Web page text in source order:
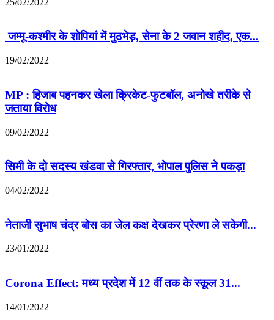
जम्मू-कश्मीर के शोपियां में मुठभेड़, सेना के 2 जवान शहीद, एक...
19/02/2022
MP : हिजाब पहनकर खेला क्रिकेट-फुटबॉल, अनोखे तरीके से
जताया विरोध
09/02/2022
सिमी के दो सदस्य खंडवा से गिरफ्तार, भोपाल पुलिस ने पकड़ा
04/02/2022
नेताजी सुभाष चंद्र बोस का जेल कक्ष देखकर प्रेरणा ले सकेगी...
23/01/2022
Corona Effect: मध्य प्रदेश में 12 वीं तक के स्कूल 31...
14/01/2022